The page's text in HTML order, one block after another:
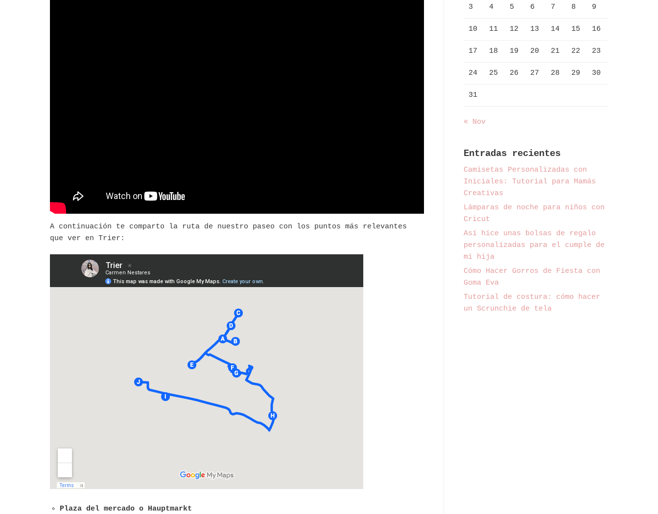
A continuación te comparto la ruta de nuestro paseo con los puntos más relevantes
que ver en Trier:
Plaza del mercado o Hauptmarkt
3 4 5 6 7 8 9
10 11 12 13 14 15 16
17 18 19 20 21 22 23
24 25 26 27 28 29 30
31
« Nov
Entradas recientes
Camisetas Personalizadas con
Iniciales: Tutorial para Mamás
Creativas
Lámparas de noche para niños con
Cricut
Así hice unas bolsas de regalo
personalizadas para el cumple de
mi hija
Cómo Hacer Gorros de Fiesta con
Goma Eva
Tutorial de costura: cómo hacer
un Scrunchie de tela